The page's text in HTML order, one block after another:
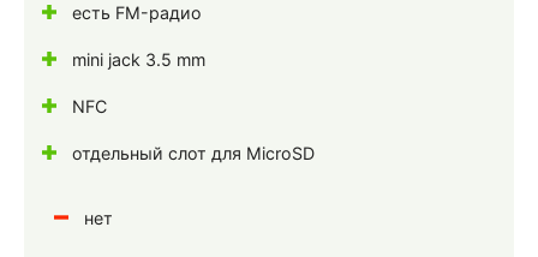
есть FM-радио
mini jack 3.5 mm
NFC
отдельный слот для MicroSD
нет